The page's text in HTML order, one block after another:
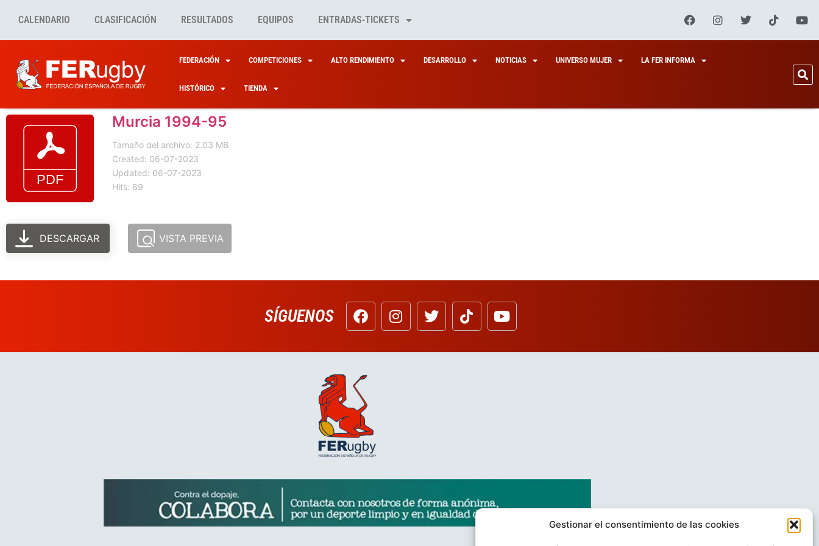
Gestionar el consentimiento de las cookies
CALENDARIO CLASIFICACIÓN RESULTADOS EQUIPOS ENTRADAS-TICKETS
FEDERACIÓN COMPETICIONES ALTO RENDIMIENTO DESARROLLO NOTICIAS UNIVERSO MUJER LA FER INFORMA
HISTÓRICO TIENDA
Murcia 1994-95
Tamaño del archivo: 2.03 MB
Created: 06-07-2023
Updated: 06-07-2023
Hits: 89
DESCARGAR VISTA PREVIA
SÍGUENOS